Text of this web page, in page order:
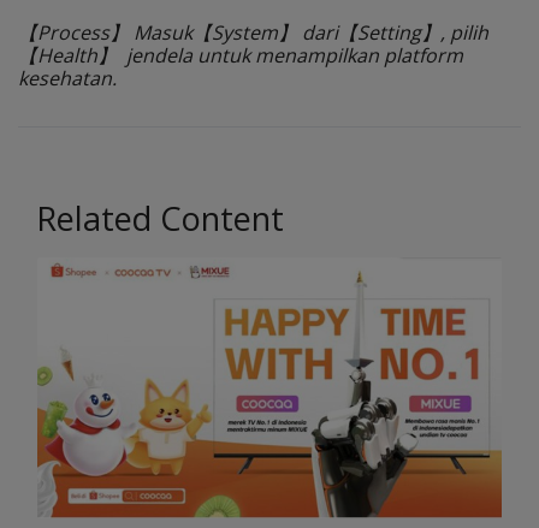
【Process】 Masuk【System】 dari【Setting】, pilih
【Health】 jendela untuk menampilkan platform
kesehatan.
Related Content
stay safe and free from Covid-19.